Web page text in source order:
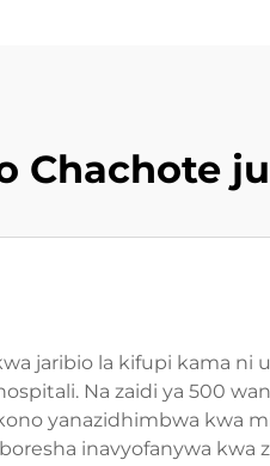
Chachote
jaribio la kifupi kama ni
Na zaidi ya 500
yanazidhimbwa kwa
inavyofanywa kwa